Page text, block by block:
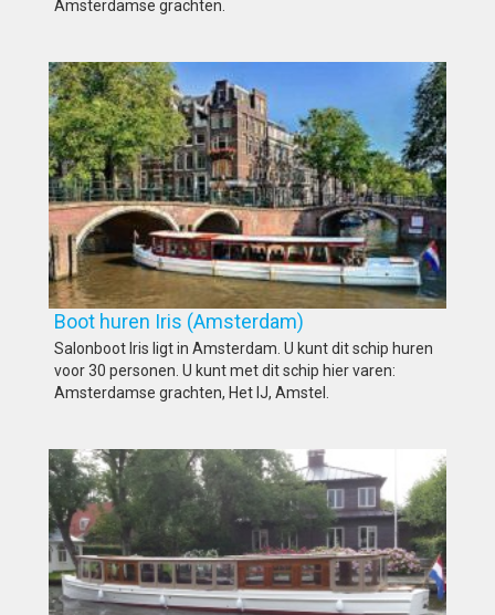
Amsterdamse grachten.
Boot huren Iris (Amsterdam)
Salonboot Iris ligt in Amsterdam. U kunt dit schip huren
voor 30 personen. U kunt met dit schip hier varen:
Amsterdamse grachten, Het IJ, Amstel.